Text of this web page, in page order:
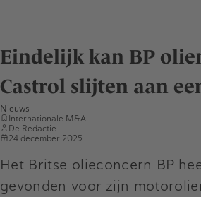
Eindelijk kan BP
Castrol slijten aan
Nieuws
Internationale M&A
De Redactie
24 december 2025
Het Britse olieconcern BP
gevonden voor zijn